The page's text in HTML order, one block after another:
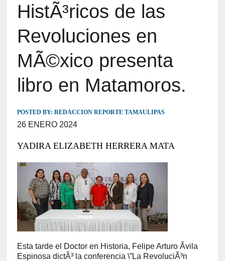
HistÃ³ricos de las
Revoluciones en
MÃ©xico presenta
libro en Matamoros.
POSTED BY: REDACCION REPORTE TAMAULIPAS
26 ENERO 2024
YADIRA ELIZABETH HERRERA MATA
Esta tarde el Doctor en Historia, Felipe Arturo Ãvila
Espinosa dictÃ³ la conferencia \”La RevoluciÃ³n